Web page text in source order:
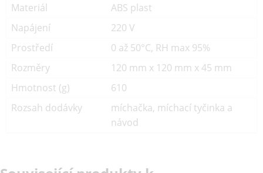
Materiál
ABS plast
Napájení
220 V
Prostředí
0 až 50°C, RH max 95%
Rozměry
120 mm x 120 mm x 45 mm
Hmotnost (g)
610
Rozsah dodávky
míchačka, míchací tyčinka a
návod